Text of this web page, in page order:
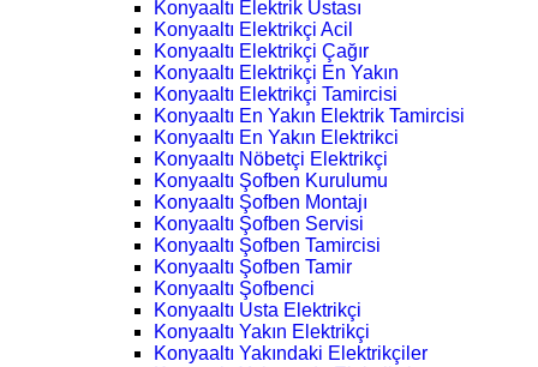
Konyaaltı Elektrik Ustası
Konyaaltı Elektrikçi Acil
Konyaaltı Elektrikçi Çağır
Konyaaltı Elektrikçi En Yakın
Konyaaltı Elektrikçi Tamircisi
Konyaaltı En Yakın Elektrik Tamircisi
Konyaaltı En Yakın Elektrikci
Konyaaltı Nöbetçi Elektrikçi
Konyaaltı Şofben Kurulumu
Konyaaltı Şofben Montajı
Konyaaltı Şofben Servisi
Konyaaltı Şofben Tamircisi
Konyaaltı Şofben Tamir
Konyaaltı Şofbenci
Konyaaltı Usta Elektrikçi
Konyaaltı Yakın Elektrikçi
Konyaaltı Yakındaki Elektrikçiler